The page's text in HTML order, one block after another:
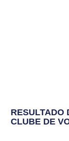
RESULTADO
CLUBE DE